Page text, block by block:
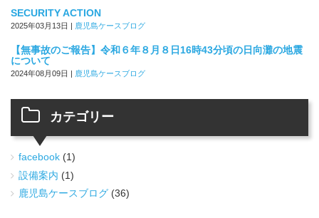
SECURITY ACTION
2025年03月13日 鹿児島ケースブログ
【無事故のご報告】令和６年８月８日16時43分頃の日向灘の地震
について
2024年08月09日 鹿児島ケースブログ
カテゴリー
facebook (1)
設備案内 (1)
鹿児島ケースブログ (36)